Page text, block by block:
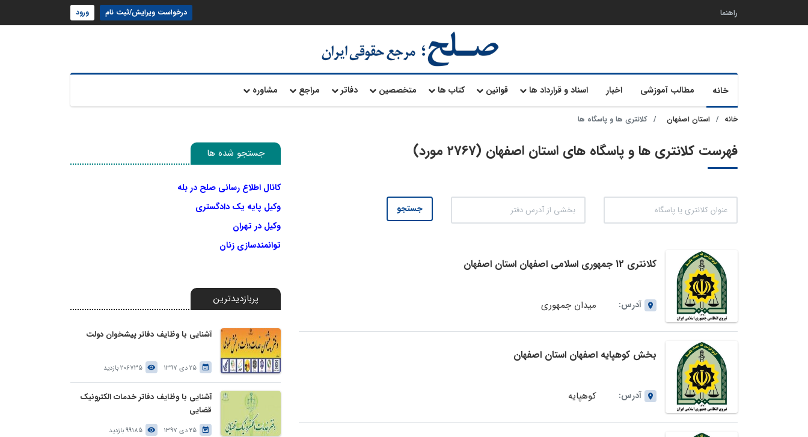
راهنما درخواست ویرایش/ثبت نام ورود
خانه مطالب آموزشی اخبار اسناد و قرارداد ها قوانین کتاب ها متخصصین دفاتر مراجع مشاوره
خانه استان اصفهان کلانتری ها و پاسگاه ها
فهرست کلانتری ها و پاسگاه های استان اصفهان (2767 مورد)
جستجو
کلانتری 12 جمهوری اسلامی اصفهان استان اصفهان
آدرس: میدان جمهوری
بخش کوهپایه اصفهان استان اصفهان
آدرس: کوهپایه
جستجو شده ها
کانال اطلاع رسانی صلح در بله
وکیل پایه یک دادگستری
وکیل در تهران
توانمندسازی زنان
پربازدیدترین
آشنایی با وظایف دفاتر پیشخوان دولت
25 دی 1397 206735 بازدید
آشنایی با وظایف دفاتر خدمات الکترونیک
قضایی
25 دی 1397 99185 بازدید